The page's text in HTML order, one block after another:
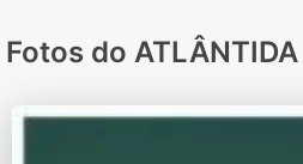
Fotos do ATLÂNTIDA